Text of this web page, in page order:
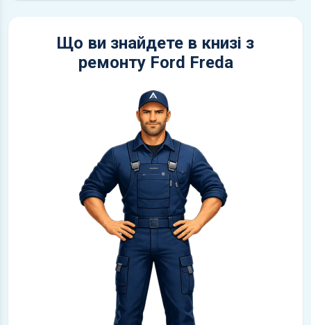
Що ви знайдете в книзі з
ремонту Ford Freda